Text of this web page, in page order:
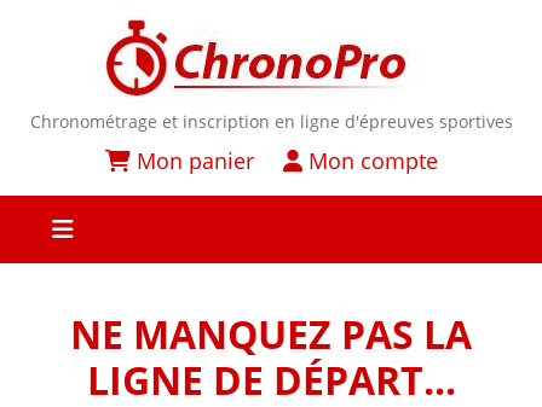
Chronométrage et inscription en ligne d'épreuves sportives
Mon panier Mon compte
NE MANQUEZ PAS LA
LIGNE DE DÉPART...